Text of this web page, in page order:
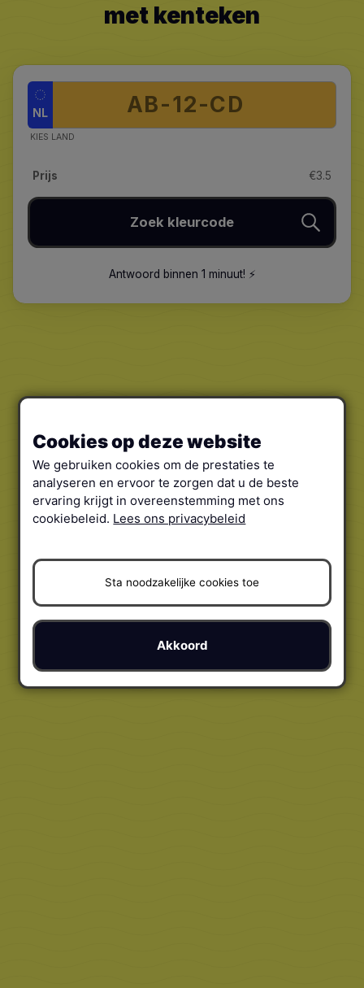
met kenteken
NL
KIES LAND
Prijs €3.5
Zoek kleurcode
Antwoord binnen 1 minuut! ⚡️
Cookies op deze website
We gebruiken cookies om de prestaties te
analyseren en ervoor te zorgen dat u de beste
ervaring krijgt in overeenstemming met ons
cookiebeleid. Lees ons privacybeleid
Sta noodzakelijke cookies toe
Akkoord